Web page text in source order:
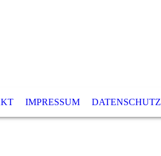
IMPRESSUM DATENSCHUTZ